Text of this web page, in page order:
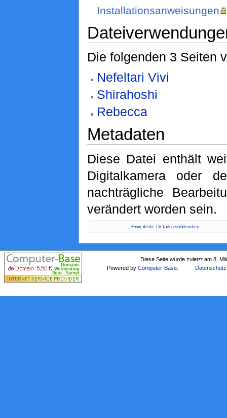
Installationsanweisungen
Die folgenden 3 Seiten
Nefeltari Vivi
Shirahoshi
Rebecca
Metadaten
Diese Datei enthält
Digitalkamera oder
nachträgliche
verändert worden sein.
Erweiterte Details einblenden
Diese Seite wurde zuletzt am 8.
Powered byComputer-Base Datenschutz